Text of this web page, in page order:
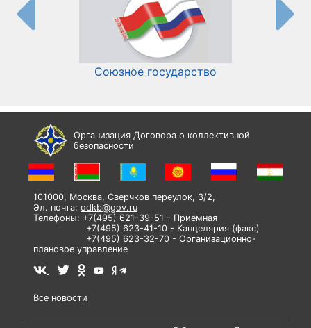
Союзное государство
Организация Договора о коллективной
безопасности
101000, Москва, Сверчков переулок, 3/2,
Эл. почта: odkb@gov.ru
Телефоны: +7(495) 621-39-51 - Приемная
+7(495) 623-41-10 - Канцелярия (факс)
+7(495) 623-32-70 - Организационно-
плановое управление
Все новости